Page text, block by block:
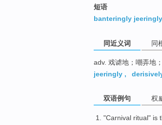
短语
banteringly jeeringly
同近义词 同
adv. 戏谑地；嘲弄地
jeeringly ,
双语例句 权
"Carnival ritual" is